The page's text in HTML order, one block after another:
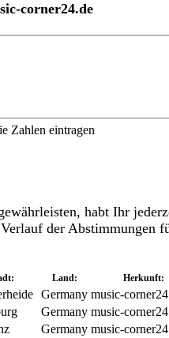
corner24.de
habt Ihr
der Abstimmungen
Land: Herkunft:
Germany music-
Germany music-
Germany music-